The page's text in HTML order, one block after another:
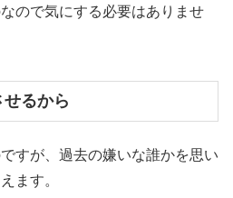
ので気にする必要はありませ
るから
すが、過去の嫌いな誰かを思い
ます。